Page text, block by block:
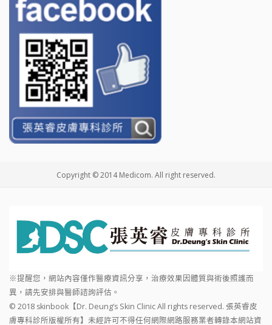
Copyright © 2014 Medicom. All right reserved.
※提醒您，網站內容僅作醫療資訊分享，治療效果因體質與術後照護而
異，請先安排與醫師諮詢評估。
© 2018 skinbook【Dr. Deung‘s Skin Clinic All rights reserved. 張英睿皮
膚專科診所版權所有】未經許可不得任何網際網路服務業者轉錄本網站資